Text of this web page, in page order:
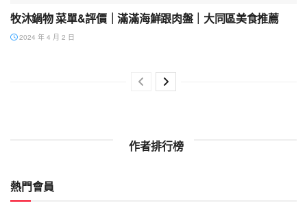
牧沐鍋物 菜單&評價｜滿滿海鮮跟肉盤｜大同區美食推薦
2024 年 4 月 2 日
作者排行榜
熱門會員